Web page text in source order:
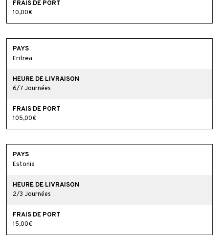
10,00€
Eritrea
6/7 Journées
105,00€
Estonia
2/3 Journées
15,00€